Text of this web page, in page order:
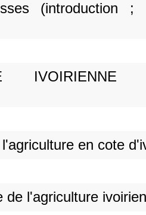
(introduction ;
en cote
de l'agriculture